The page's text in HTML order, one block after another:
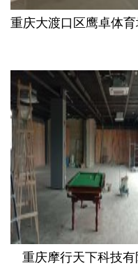
重庆大渡口区鹰卓体
重庆摩行天下科技有